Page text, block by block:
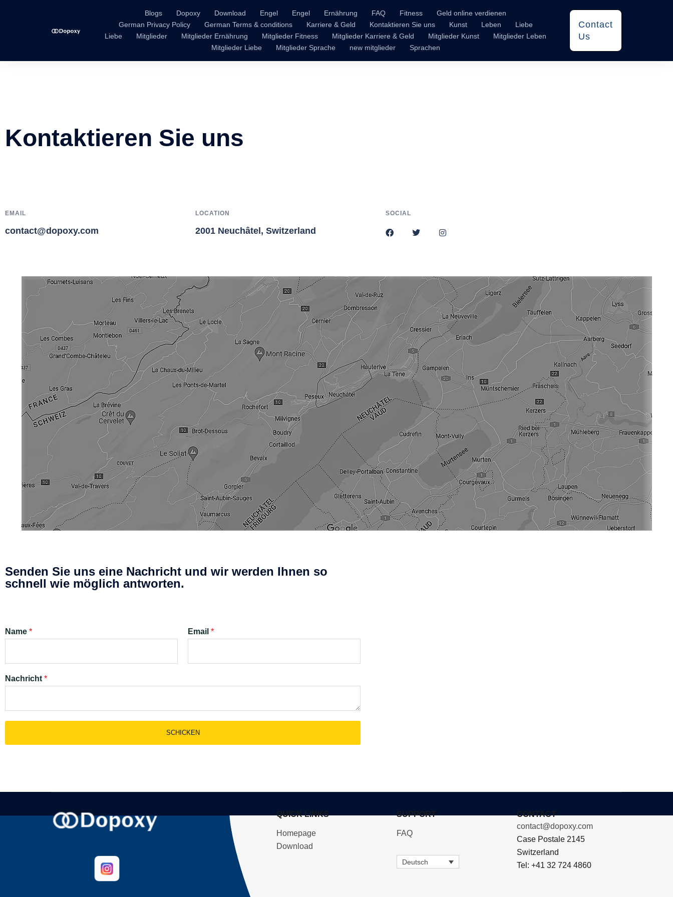
Blogs Dopoxy Download Engel Engel Ernährung FAQ Fitness
Geld online verdienen
German Privacy Policy
German Terms & conditions Karriere & Geld Kontaktieren Sie uns Kunst Leben
Liebe
Liebe
Mitglieder Mitglieder Ernährung Mitglieder Fitness Mitglieder Karriere & Geld Mitglieder Kunst
Mitglieder Leben
Mitglieder Liebe
Mitglieder Sprache new mitglieder Sprachen
Contact
Us
Kontaktieren Sie uns
EMAIL
contact@dopoxy.com
LOCATION
2001 Neuchâtel, Switzerland
SOCIAL
Senden Sie uns eine Nachricht und wir werden Ihnen so
schnell wie möglich antworten.
Name * Email *
Nachricht *
SCHICKEN
QUICK LINKS
Homepage
Download
SUPPORT
FAQ
Deutsch
CONTACT
contact@dopoxy.com
Case Postale 2145
Switzerland
Tel: +41 32 724 4860